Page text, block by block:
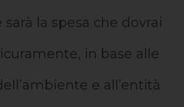
la spesa che dovrai
in base alle
e all’entità